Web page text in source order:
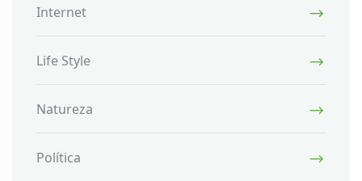
Internet
Life Style
Natureza
Política